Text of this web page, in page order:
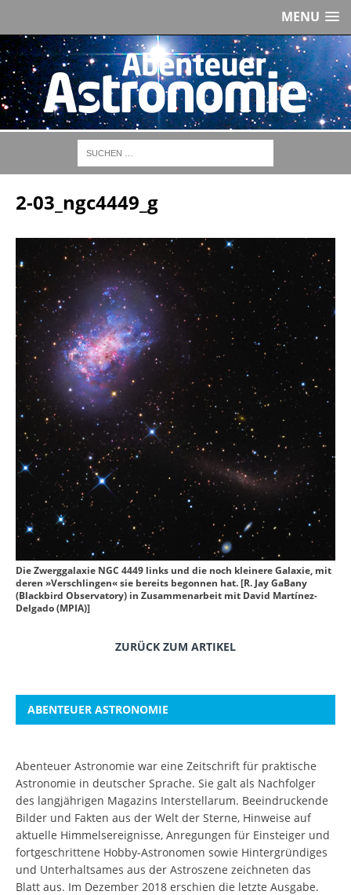
MENU
2-03_ngc4449_g
Die Zwerggalaxie NGC 4449 links und die noch kleinere Galaxie, mit
deren »Verschlingen« sie bereits begonnen hat. [R. Jay GaBany
(Blackbird Observatory) in Zusammenarbeit mit David Martínez-
Delgado (MPIA)]
ZURÜCK ZUM ARTIKEL
ABENTEUER ASTRONOMIE
Abenteuer Astronomie war eine Zeitschrift für praktische
Astronomie in deutscher Sprache. Sie galt als Nachfolger
des langjährigen Magazins Interstellarum. Beeindruckende
Bilder und Fakten aus der Welt der Sterne, Hinweise auf
aktuelle Himmelsereignisse, Anregungen für Einsteiger und
fortgeschrittene Hobby-Astronomen sowie Hintergründiges
und Unterhaltsames aus der Astroszene zeichneten das
Blatt aus. Im Dezember 2018 erschien die letzte Ausgabe.